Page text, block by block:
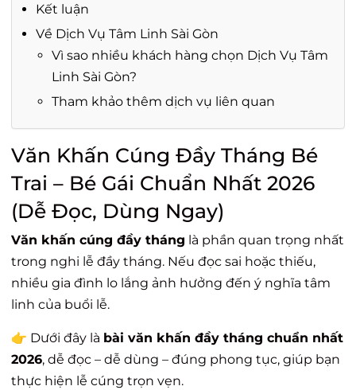
Kết luận
Về Dịch Vụ Tâm Linh Sài Gòn
Vì sao nhiều khách hàng chọn Dịch Vụ Tâm
Linh Sài Gòn?
Tham khảo thêm dịch vụ liên quan
Văn Khấn Cúng Đầy Tháng Bé
Trai – Bé Gái Chuẩn Nhất 2026
(Dễ Đọc, Dùng Ngay)
Văn khấn cúng đầy tháng là phần quan trọng nhất
trong nghi lễ đầy tháng. Nếu đọc sai hoặc thiếu,
nhiều gia đình lo lắng ảnh hưởng đến ý nghĩa tâm
linh của buổi lễ.
👉 Dưới đây là bài văn khấn đầy tháng chuẩn nhất
2026, dễ đọc – dễ dùng – đúng phong tục, giúp bạn
thực hiện lễ cúng trọn vẹn.